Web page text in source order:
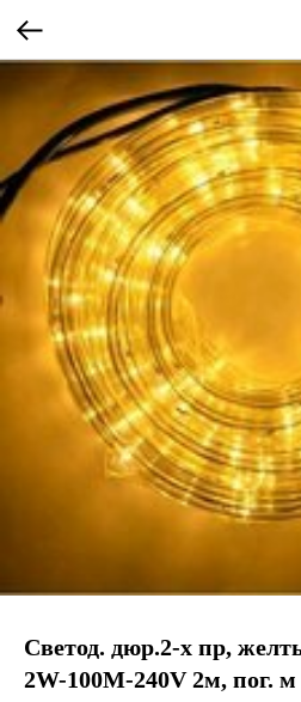
Светод. дюр.2-х пр,
2W-100М-240V 2м, пог. м